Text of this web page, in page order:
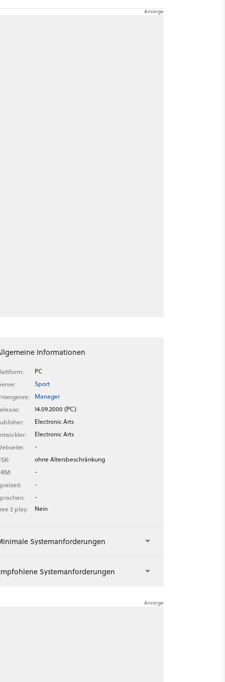
Informationen
PC
Sport
Manager
14.09.2000 (PC)
Electronic Arts
Electronic Arts
-
ohne Altersbeschränkung
-
-
-
2 play:
Nein
Systemanforderungen
Systemanforderungen